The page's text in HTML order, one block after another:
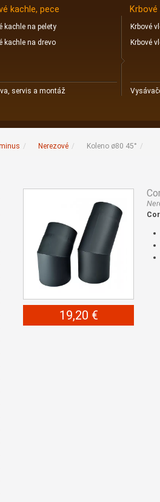
kachle, pece
kachle na pelety
kachle na drevo
servis a montáž
Krbové
Krbové
/ Nerezové / Koleno ø80 45° /
19,20 €